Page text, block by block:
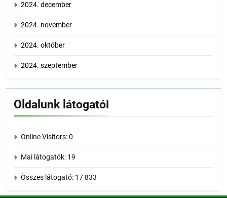
2024. december
2024. november
2024. október
2024. szeptember
Oldalunk látogatói
Online Visitors:0
Mai látogatók: 19
Összes látogató: 17 833